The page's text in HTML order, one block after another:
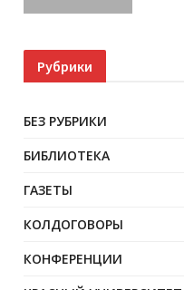
Рубрики
БЕЗ РУБРИКИ
БИБЛИОТЕКА
ГАЗЕТЫ
КОЛДОГОВОРЫ
КОНФЕРЕНЦИИ